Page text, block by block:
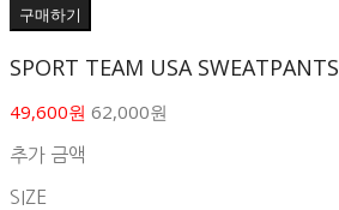
구매하기
SPORT TEAM USA
49,600원 62,000원
추가 금액
SIZE